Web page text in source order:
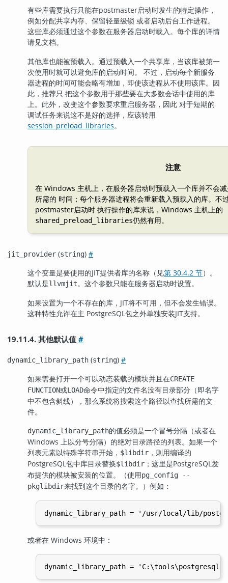
有些库需要执行只能在postmaster启动时发生的特定操作，
例如分配共享内存、保留轻量级锁 或者启动后台工作进程。
这些库必须通过这个参数在服务器启动时载入。每个库的详情
请见文档。
其他库也能被预载入。通过预载入一个共享库，当该库被第一
次使用时就可以避免库的启动时间。 不过，启动每个新服务
器进程的时间可能会略有增加，即使该进程从不使用该库。因
此，推荐只 把这个参数用于那些要在大多数会话中使用的库
上。此外，改变这个参数要求重启服务器，因此 对于短期的
调试任务来说这不是好的选择，应该转用
session_preload_libraries。
注意
在 Windows 主机上，在服务器启动时预载入一个库并不会
所需的 时间；每个服务器进程将会重新载入预载入的库。不
postmaster启动时 执行操作的库来说，Windows 主机上的
shared_preload_libraries仍然有用。
jit_provider (string) #
这个变量是要使用的JIT提供者库的名称（见第 30.4.2 节）。
默认是llvmjit。这个参数只能在服务器启动时设置。
如果设置为一个不存在的库， JIT将不可用，但不会发生错误。
这种特性允许在主 PostgreSQL包之外单独安装JIT支持。
19.11.4. 其他默认值#
dynamic_library_path (string) #
如果需要打开一个可以动态装载的模块并且在CREATE
FUNCTION或LOAD命令中指定的文件名没有目录部分（即名字
中不包含斜线），那么系统将搜索这个路径以查找所需的文
件。
dynamic_library_path的值必须是一个冒号分隔（或者在
Windows 上以分号分隔）的绝对目录路径的列表。如果一个
列表元素以特殊字符串开始， $libdir ，则用编译的
PostgreSQL包中库目录替换$libdir ；这里是PostgreSQL发
布提供的模块被安装的位置。（使用pg_config --
pkglibdir来找到这个目录的名字。）例如：
或者在 Windows 环境中：